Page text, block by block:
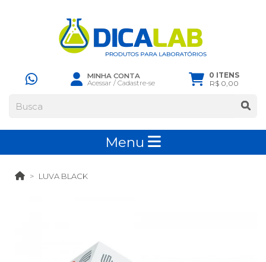
MINHA CONTA
Acessar /Cadastre-se
0 ITENS
R$ 0,00
Menu
LUVA BLACK